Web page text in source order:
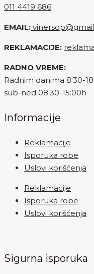
011 4419 686
EMAIL:
REKLAMACIJE:
RADNO VREME:
Radnim danima 8:30-
sub-ned 08:30-15:00h
Informacije
Reklamacije
Isporuka robe
Uslovi korišćenja
Reklamacije
Isporuka robe
Uslovi korišćenja
Sigurna isporuka